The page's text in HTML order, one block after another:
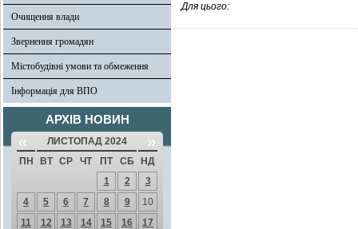
Очищення влади
Звернення громадян
Містобудівні умови та обмеження
Інформація для ВПО
АРХІВ НОВИН
« ЛИСТОПАД 2024 »
ПН ВТ СР ЧТ ПТ СБ
НД
1
2
3
4
5 6 7 8 9
10
11
12 13 14 15 16
17
Для цього: